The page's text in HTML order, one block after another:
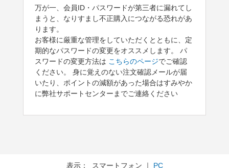
万が一、会員ID・パスワードが第三者に漏れてし
まうと、なりすまし不正購入につながる恐れがあ
ります。
お客様に厳重な管理をしていただくとともに、定
期的なパスワードの変更をオススメします。 パ
スワードの変更方法は こちらのページでご確認
ください。 身に覚えのない注文確認メールが届
いたり、ポイントの減額があった場合はすみやか
に弊社サポートセンターまでご連絡ください
表示： スマートフォン ｜ PC